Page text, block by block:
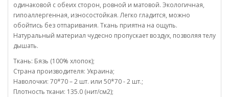
одинаковой с обеих сторон, ровной и матовой. Экологичная,
гипоаллергенная, износостойкая. Легко гладится, можно
обойтись без отпаривания. Ткань приятна на ощупь.
Натуральный материал чудесно пропускает воздух, позволяя телу
дышать.
Ткань: Бязь (100% хлопок);
Страна производителя: Украина;
Наволочки: 70*70 – 2 шт. или 50*70 - 2 шт.;
Плотность ткани: 135.0 (нит/см2);